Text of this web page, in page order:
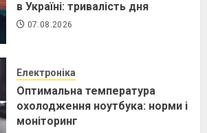
в Україні: тривалість дня
07.08.2026
Електроніка
Оптимальна температура
охолодження ноутбука: норми і
моніторинг